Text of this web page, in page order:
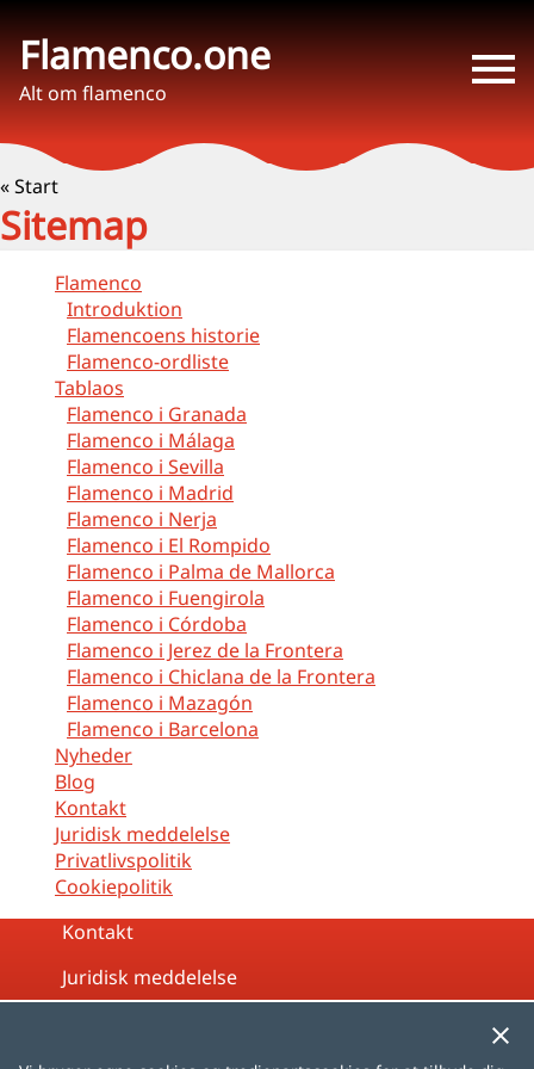
Flamenco.one
Alt om flamenco
« Start
Sitemap
Flamenco
Introduktion
Flamencoens historie
Flamenco-ordliste
Tablaos
Flamenco i Granada
Flamenco i Málaga
Flamenco i Sevilla
Flamenco i Madrid
Flamenco i Nerja
Flamenco i El Rompido
Flamenco i Palma de Mallorca
Flamenco i Fuengirola
Flamenco i Córdoba
Flamenco i Jerez de la Frontera
Flamenco i Chiclana de la Frontera
Flamenco i Mazagón
Flamenco i Barcelona
Nyheder
Blog
Kontakt
Juridisk meddelelse
Privatlivspolitik
Cookiepolitik
Kontakt
Juridisk meddelelse